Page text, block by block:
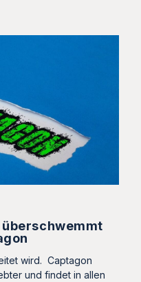
wird. Captagon
und findet in allen